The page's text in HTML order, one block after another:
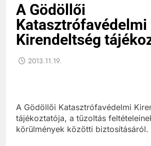
A Gödöllői
Katasztrófavédelmi
Kirendeltség
2013.11.19.
A Gödöllői Katasztrófavédelmi
tájékoztatója, a tűzoltás
körülmények közötti biztosításáról.